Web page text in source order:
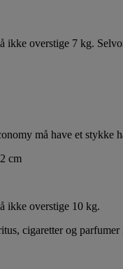
ikke overstige 7 kg.
må have et
cm
ikke overstige 10 kg.
cigaretter og